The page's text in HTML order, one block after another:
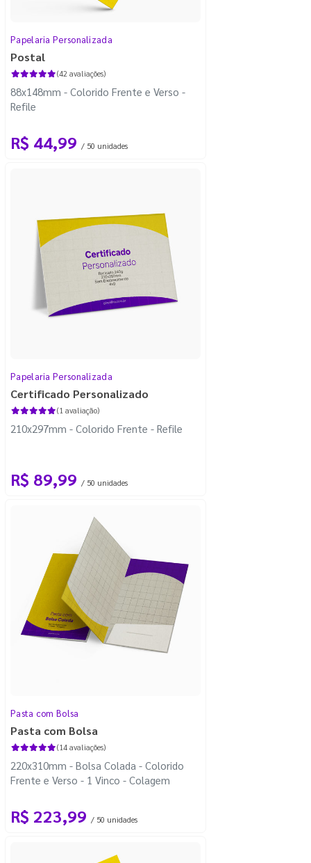
Papelaria Personalizada
Postal
(42 avaliações)
88x148mm - Colorido Frente e Verso -
Refile
R$ 44,99 / 50 unidades
Papelaria Personalizada
Certificado Personalizado
(1 avaliação)
210x297mm - Colorido Frente - Refile
R$ 89,99 / 50 unidades
Pasta com Bolsa
Pasta com Bolsa
(14 avaliações)
220x310mm - Bolsa Colada - Colorido
Frente e Verso - 1 Vinco - Colagem
R$ 223,99 / 50 unidades